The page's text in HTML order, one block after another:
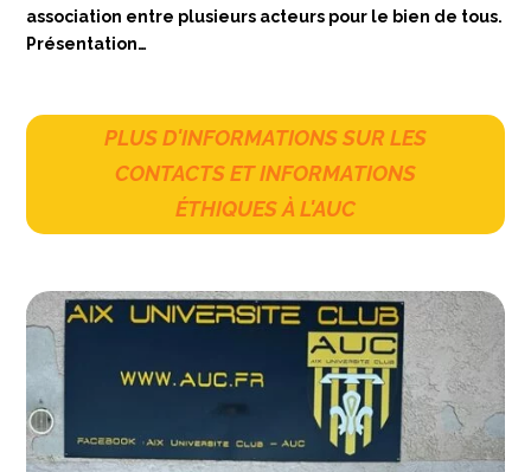
association entre plusieurs acteurs pour le bien de tous.
Présentation…
PLUS D'INFORMATIONS SUR LES
CONTACTS ET INFORMATIONS
ÉTHIQUES À L'AUC